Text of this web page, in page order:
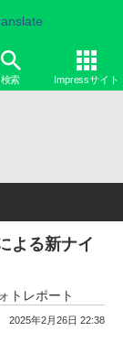
検索 Impressサイト
よる新ナイ
トレポート
2025年2月26日 22:38